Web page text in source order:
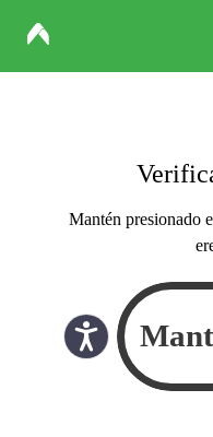
Mantén presionado